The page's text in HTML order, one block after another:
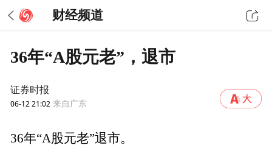
财经频道
36年“A股元老”，退市
证券时报
06-12 21:02 来自广东
36年“A股元老”退市。